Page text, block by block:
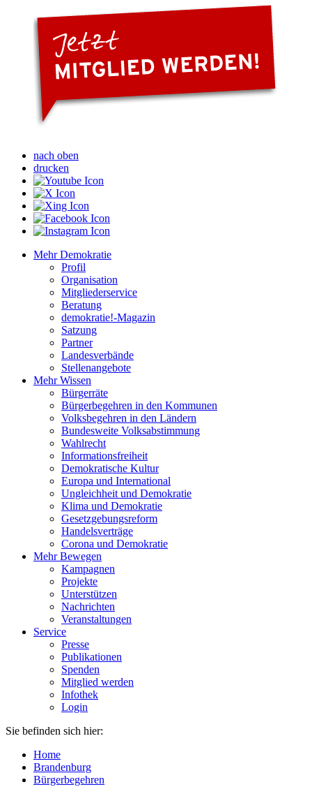
nach oben
drucken
Mehr Demokratie
Profil
Organisation
Mitgliederservice
Beratung
demokratie!-Magazin
Satzung
Partner
Landesverbände
Stellenangebote
Mehr Wissen
Bürgerräte
Bürgerbegehren in den Kommunen
Volksbegehren in den Ländern
Bundesweite Volksabstimmung
Wahlrecht
Informationsfreiheit
Demokratische Kultur
Europa und International
Ungleichheit und Demokratie
Klima und Demokratie
Gesetzgebungsreform
Handelsverträge
Corona und Demokratie
Mehr Bewegen
Kampagnen
Projekte
Unterstützen
Nachrichten
Veranstaltungen
Service
Presse
Publikationen
Spenden
Mitglied werden
Infothek
Login
Sie befinden sich hier:
Home
Brandenburg
Bürgerbegehren